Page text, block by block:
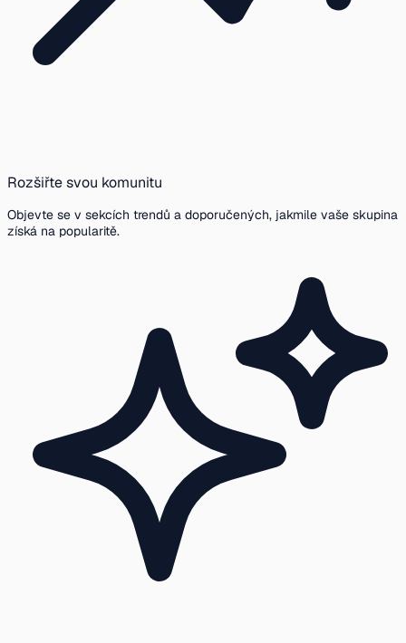
Rozšiřte svou komunitu
Objevte se v sekcích trendů a doporučených, jakmile vaše skupina
získá na popularitě.